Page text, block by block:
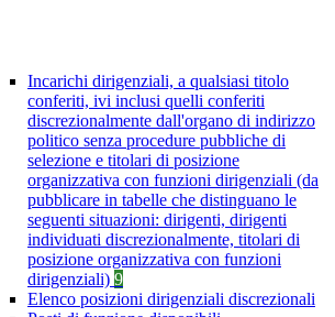
Incarichi dirigenziali, a qualsiasi titolo
conferiti, ivi inclusi quelli conferiti
discrezionalmente dall'organo di indirizzo
politico senza procedure pubbliche di
selezione e titolari di posizione
organizzativa con funzioni dirigenziali (da
pubblicare in tabelle che distinguano le
seguenti situazioni: dirigenti, dirigenti
individuati discrezionalmente, titolari di
posizione organizzativa con funzioni
dirigenziali) 9
Elenco posizioni dirigenziali discrezionali